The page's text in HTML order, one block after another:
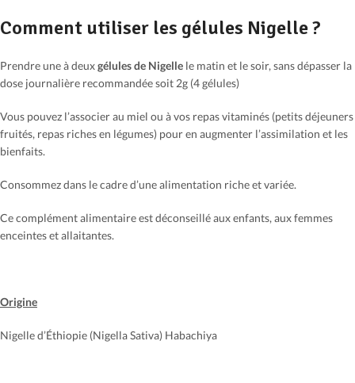
Comment utiliser les gélules Nigelle ?
Prendre une à deuxgélules de Nigelle le matin et le soir, sans dépasser la
dose journalière recommandée soit 2g (4 gélules)
Vous pouvez l’associer au miel ou à vos repas vitaminés (petits déjeuners
fruités, repas riches en légumes) pour en augmenter l’assimilation et les
bienfaits.
Consommez dans le cadre d’une alimentation riche et variée.
Ce complément alimentaire est déconseillé aux enfants, aux femmes
enceintes et allaitantes.
Origine
Nigelle d’Éthiopie (Nigella Sativa) Habachiya